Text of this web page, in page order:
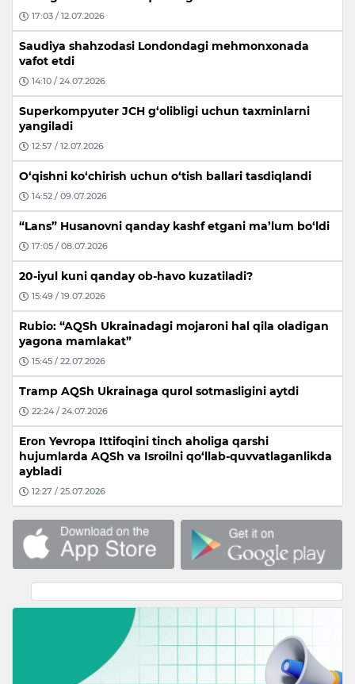
17:03 / 12.07.2026
Saudiya shahzodasi Londondagi mehmonxonada
vafot etdi
14:10 / 24.07.2026
Superkompyuter JCH g‘olibligi uchun taxminlarni
yangiladi
12:57 / 12.07.2026
O‘qishni ko‘chirish uchun o‘tish ballari tasdiqlandi
14:52 / 09.07.2026
“Lans” Husanovni qanday kashf etgani ma’lum bo‘ldi
17:05 / 08.07.2026
20-iyul kuni qanday ob-havo kuzatiladi?
15:49 / 19.07.2026
Rubio: “AQSh Ukrainadagi mojaroni hal qila oladigan
yagona mamlakat”
15:45 / 22.07.2026
Tramp AQSh Ukrainaga qurol sotmasligini aytdi
22:24 / 24.07.2026
Eron Yevropa Ittifoqini tinch aholiga qarshi
hujumlarda AQSh va Isroilni qo‘llab-quvvatlaganlikda
aybladi
12:27 / 25.07.2026